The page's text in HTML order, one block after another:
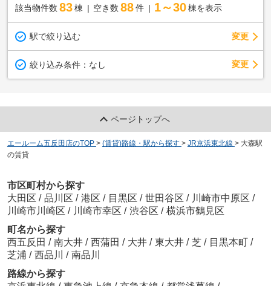
該当物件数 83棟 空き数 88 件 1～30 棟を表示
駅で絞り込む 変更
絞り込み条件： なし 変更
ページトップへ
エールーム五反田店のTOP > (賃貸)路線・駅から探す > JR京浜東北線 > 大森駅
の賃貸
市区町村から探す
大田区 / 品川区 / 港区 / 目黒区 / 世田谷区 / 川崎市中原区 /
川崎市川崎区 / 川崎市幸区 / 渋谷区 / 横浜市鶴見区
町名から探す
西五反田 / 南大井 / 西蒲田 / 大井 / 東大井 / 芝 / 目黒本町 /
芝浦 / 西品川 / 南品川
路線から探す